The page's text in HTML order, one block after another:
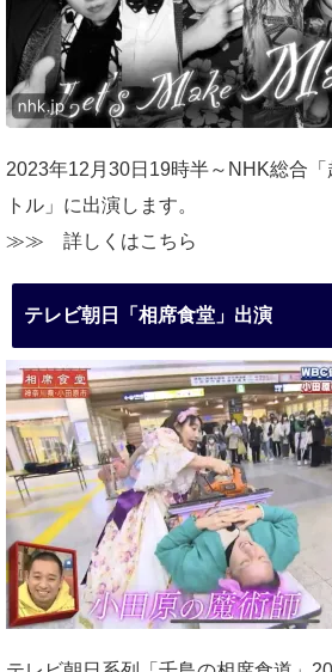
2023年12月30日19時半～NHK総合
トル」に出演します。
≫≫ 詳しくはこちら
テレビ朝日「相席食堂」出演